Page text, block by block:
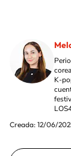
K-
Creada: 12/06/